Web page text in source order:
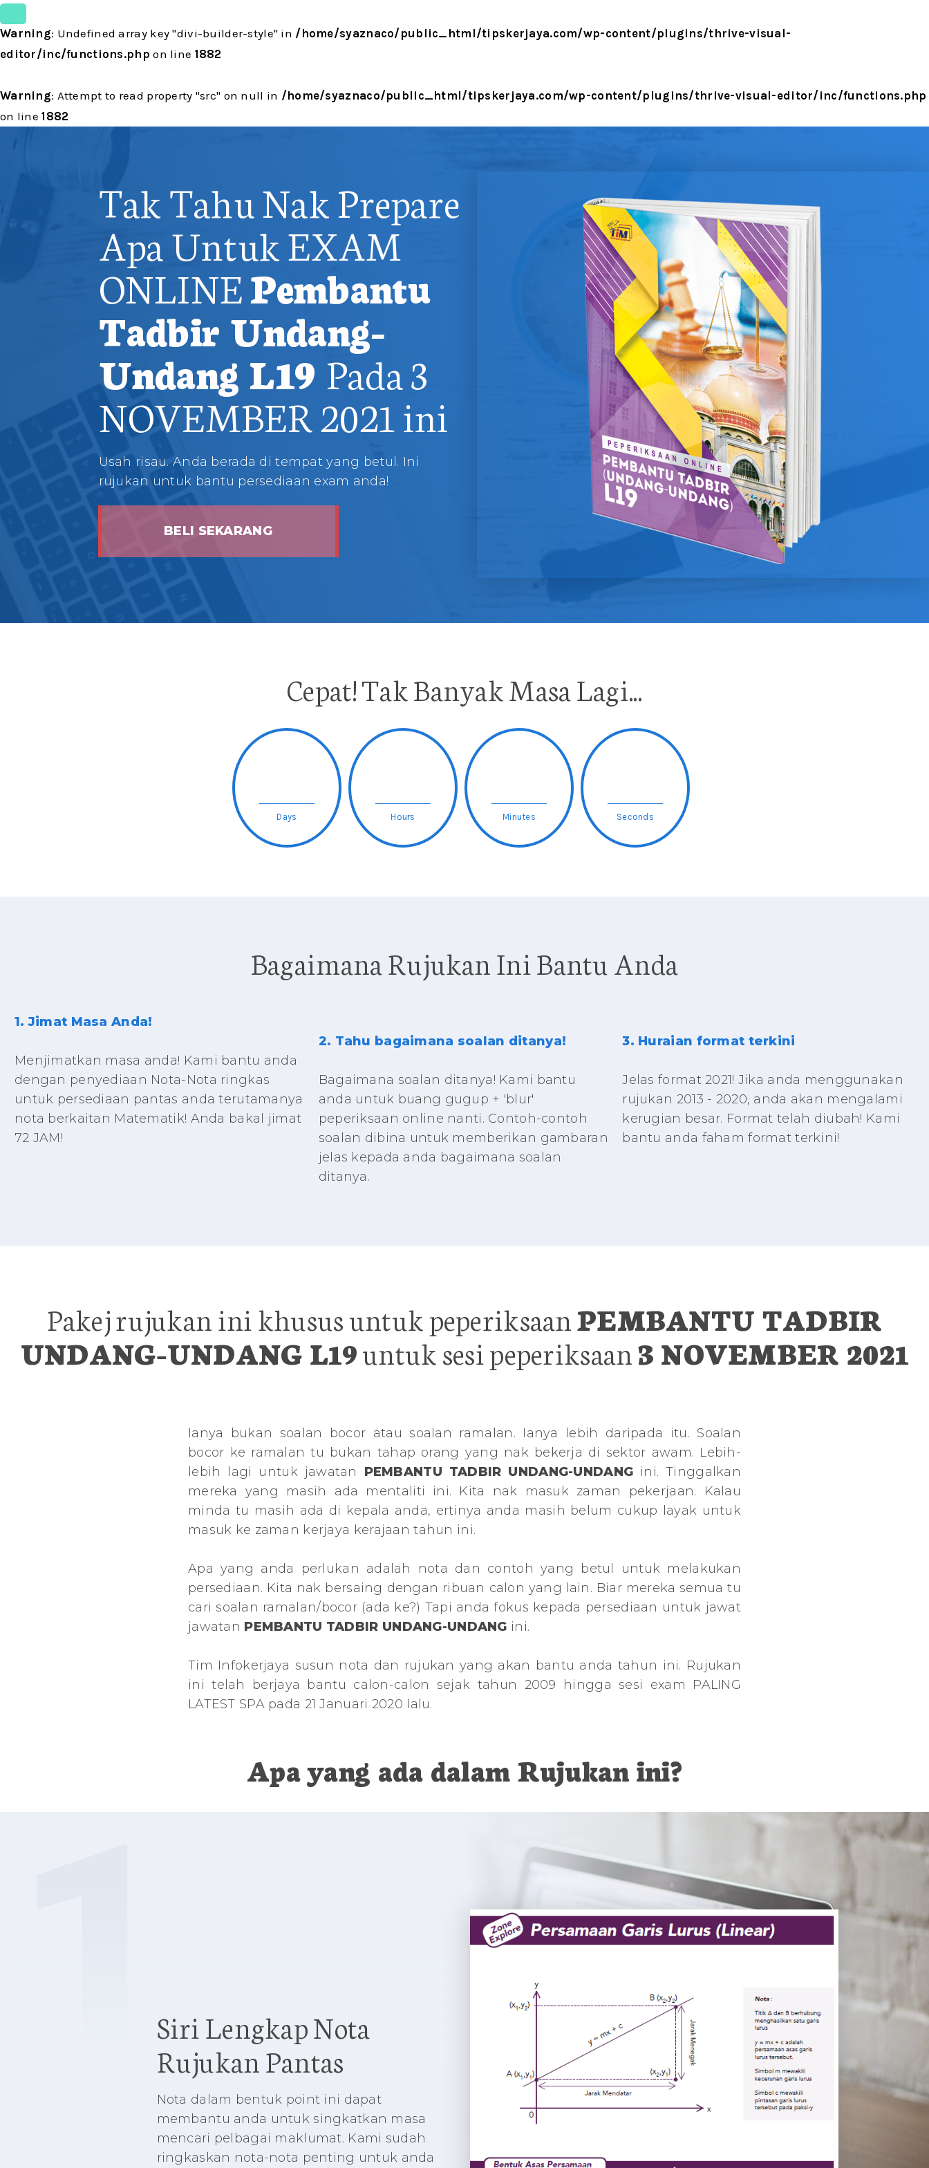
Warning: Undefined array key "divi-builder-style" in /home/syaznaco/public_html/tipskerjaya.com/wp-content/plugins/thrive-visual-
editor/inc/functions.php on line 1882
Warning: Attempt to read property "src" on null in /home/syaznaco/public_html/tipskerjaya.com/wp-content/plugins/thrive-visual-editor/inc/functions.php
on line1882
Tak Tahu Nak Prepare
Apa Untuk EXAM
ONLINEPembantu
Tadbir Undang-
Undang L19 Pada 3
NOVEMBER 2021 ini
Usah risau. Anda berada di tempat yang betul. Ini
rujukan untuk bantu persediaan exam anda!
BELI SEKARANG
Cepat! Tak Banyak Masa Lagi...
Days Hours Minutes Seconds
Bagaimana Rujukan Ini Bantu Anda
1. Jimat Masa Anda!
Menjimatkan masa anda! Kami bantu anda
dengan penyediaan Nota-Nota ringkas
untuk persediaan pantas anda terutamanya
nota berkaitan Matematik! Anda bakal jimat
72 JAM!
2. Tahu bagaimana soalan ditanya!
Bagaimana soalan ditanya! Kami bantu
anda untuk buang gugup + 'blur'
peperiksaan online nanti. Contoh-contoh
soalan dibina untuk memberikan gambaran
jelas kepada anda bagaimana soalan
ditanya.
3. Huraian format terkini
Jelas format 2021! Jika anda menggunakan
rujukan 2013 - 2020, anda akan mengalami
kerugian besar. Format telah diubah! Kami
bantu anda faham format terkini!
Pakej rujukan ini khusus untuk peperiksaanPEMBANTU TADBIR
UNDANG-UNDANG L19untuk sesi peperiksaan3 NOVEMBER 2021
Ianya bukan soalan bocor atau soalan ramalan. Ianya lebih daripada itu. Soalan
bocor ke ramalan tu bukan tahap orang yang nak bekerja di sektor awam. Lebih-
lebih lagi untuk jawatan PEMBANTU TADBIR UNDANG-UNDANG ini. Tinggalkan
mereka yang masih ada mentaliti ini. Kita nak masuk zaman pekerjaan. Kalau
minda tu masih ada di kepala anda, ertinya anda masih belum cukup layak untuk
masuk ke zaman kerjaya kerajaan tahun ini.
Apa yang anda perlukan adalah nota dan contoh yang betul untuk melakukan
persediaan. Kita nak bersaing dengan ribuan calon yang lain. Biar mereka semua tu
cari soalan ramalan/bocor (ada ke?) Tapi anda fokus kepada persediaan untuk jawat
jawatan PEMBANTU TADBIR UNDANG-UNDANG ini.
Tim Infokerjaya susun nota dan rujukan yang akan bantu anda tahun ini. Rujukan
ini telah berjaya bantu calon-calon sejak tahun 2009 hingga sesi exam PALING
LATEST SPA pada 21 Januari 2020 lalu.
Apa yang ada dalam Rujukan ini?
1
Siri Lengkap Nota
Rujukan Pantas
Nota dalam bentuk point ini dapat
membantu anda untuk singkatkan masa
mencari pelbagai maklumat. Kami sudah
ringkaskan nota-nota penting untuk anda